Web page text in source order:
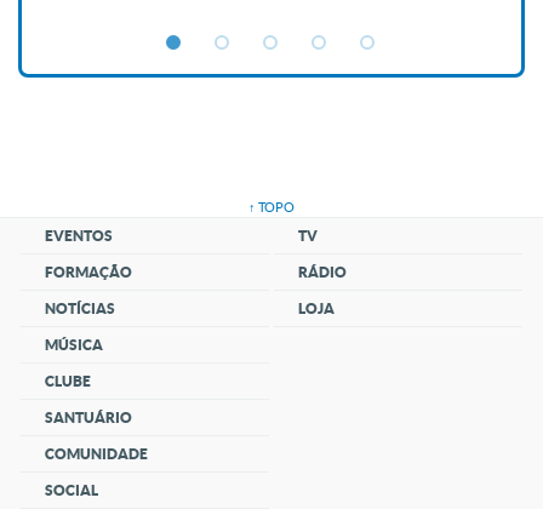
↑ TOPO
EVENTOS
FORMAÇÃO
NOTÍCIAS
MÚSICA
CLUBE
SANTUÁRIO
COMUNIDADE
SOCIAL
TV
RÁDIO
LOJA